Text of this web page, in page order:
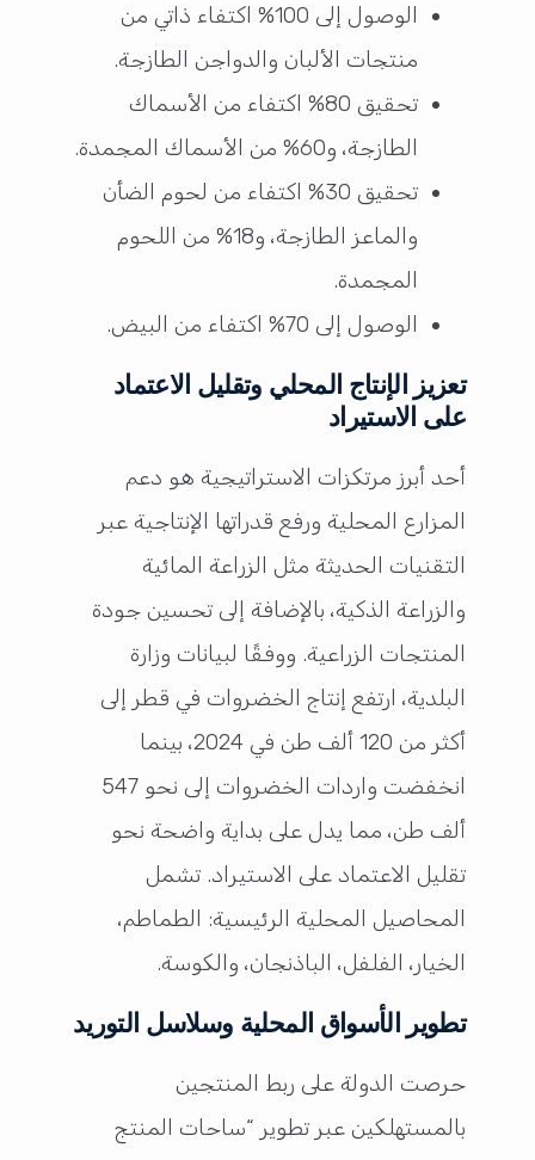
الوصول إلى 100% اكتفاء ذاتي من
منتجات الألبان والدواجن الطازجة.
تحقيق 80% اكتفاء من الأسماك
الطازجة، و60% من الأسماك المجمدة.
تحقيق 30% اكتفاء من لحوم الضأن
والماعز الطازجة، و18% من اللحوم
المجمدة.
الوصول إلى 70% اكتفاء من البيض.
تعزيز الإنتاج المحلي وتقليل الاعتماد
على الاستيراد
أحد أبرز مرتكزات الاستراتيجية هو دعم
المزارع المحلية ورفع قدراتها الإنتاجية عبر
التقنيات الحديثة مثل الزراعة المائية
والزراعة الذكية، بالإضافة إلى تحسين جودة
المنتجات الزراعية. ووفقًا لبيانات وزارة
البلدية، ارتفع إنتاج الخضروات في قطر إلى
أكثر من 120 ألف طن في 2024، بينما
انخفضت واردات الخضروات إلى نحو 547
ألف طن، مما يدل على بداية واضحة نحو
تقليل الاعتماد على الاستيراد. تشمل
المحاصيل المحلية الرئيسية: الطماطم،
الخيار، الفلفل، الباذنجان، والكوسة.
تطوير الأسواق المحلية وسلاسل التوريد
حرصت الدولة على ربط المنتجين
بالمستهلكين عبر تطوير “ساحات المنتج